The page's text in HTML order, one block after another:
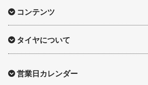
コンテンツ
タイヤについて
営業日カレンダー